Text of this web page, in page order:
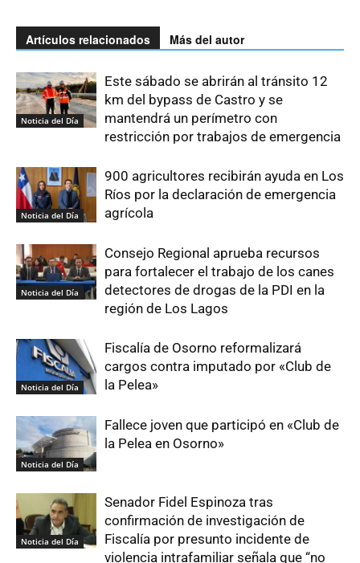
Artículos relacionados Más del autor
Noticia del Día
Este sábado se abrirán al tránsito 12
km del bypass de Castro y se
mantendrá un perímetro con
restricción por trabajos de emergencia
Noticia del Día
900 agricultores recibirán ayuda en Los
Ríos por la declaración de emergencia
agrícola
Noticia del Día
Consejo Regional aprueba recursos
para fortalecer el trabajo de los canes
detectores de drogas de la PDI en la
región de Los Lagos
Noticia del Día
Fiscalía de Osorno reformalizará
cargos contra imputado por «Club de
la Pelea»
Noticia del Día
Fallece joven que participó en «Club de
la Pelea en Osorno»
Noticia del Día
Senador Fidel Espinoza tras
confirmación de investigación de
Fiscalía por presunto incidente de
violencia intrafamiliar señala que “no